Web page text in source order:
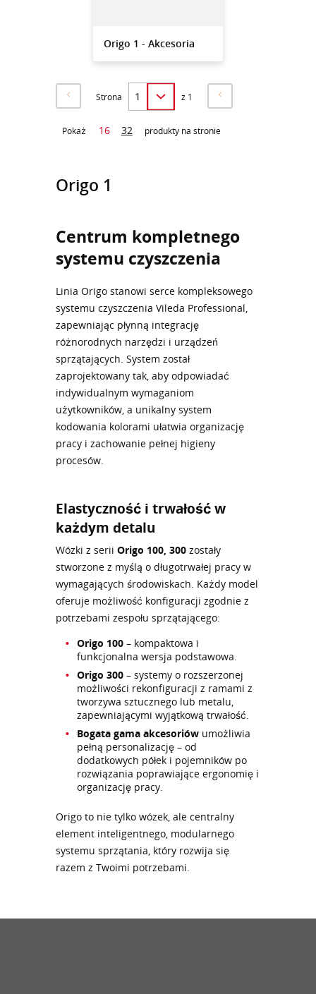
Origo 1 - Akcesoria
Strona z 1
Pokaż 16 32 produkty na stronie
Origo 1
Centrum kompletnego
systemu czyszczenia
Linia Origo stanowi serce kompleksowego
systemu czyszczenia Vileda Professional,
zapewniając płynną integrację
różnorodnych narzędzi i urządzeń
sprzątających. System został
zaprojektowany tak, aby odpowiadać
indywidualnym wymaganiom
użytkowników, a unikalny system
kodowania kolorami ułatwia organizację
pracy i zachowanie pełnej higieny
procesów.
Elastyczność i trwałość w
każdym detalu
Wózki z serii Origo 100, 300 zostały
stworzone z myślą o długotrwałej pracy w
wymagających środowiskach. Każdy model
oferuje możliwość konfiguracji zgodnie z
potrzebami zespołu sprzątającego:
Origo 100 – kompaktowa i
funkcjonalna wersja podstawowa.
Origo 300 – systemy o rozszerzonej
możliwości rekonfiguracji z ramami z
tworzywa sztucznego lub metalu,
zapewniającymi wyjątkową trwałość.
Bogata gama akcesoriów umożliwia
pełną personalizację – od
dodatkowych półek i pojemników po
rozwiązania poprawiające ergonomię i
organizację pracy.
Origo to nie tylko wózek, ale centralny
element inteligentnego, modularnego
systemu sprzątania, który rozwija się
razem z Twoimi potrzebami.